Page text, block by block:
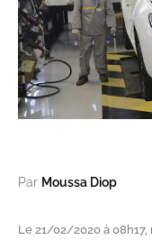
Par Moussa Diop
Le 21/02/2020 à